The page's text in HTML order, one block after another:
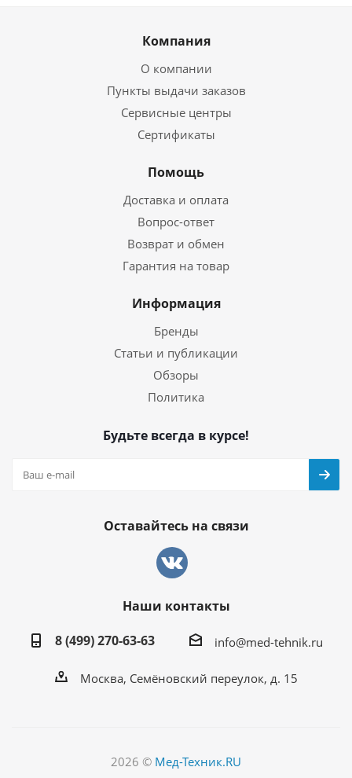
Компания
О компании
Пункты выдачи заказов
Сервисные центры
Сертификаты
Помощь
Доставка и оплата
Вопрос-ответ
Возврат и обмен
Гарантия на товар
Информация
Бренды
Статьи и публикации
Обзоры
Политика
Будьте всегда в курсе!
Оставайтесь на связи
Наши контакты
8 (499) 270-63-63
info@med-tehnik.ru
Москва, Семёновский переулок, д. 15
2026 © Мед-Техник.RU